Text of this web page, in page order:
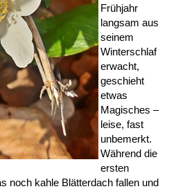
Frühjahr
langsam aus
seinem
Winterschlaf
erwacht,
geschieht
etwas
Magisches –
leise, fast
unbemerkt.
Während die
ersten
noch kahle Blätterdach fallen und